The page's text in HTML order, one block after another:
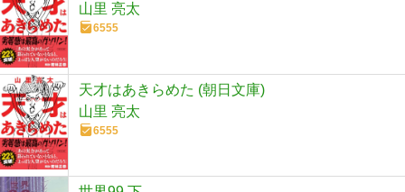
山里 亮太
6555
天才はあきらめた (朝日文庫)
山里 亮太
6555